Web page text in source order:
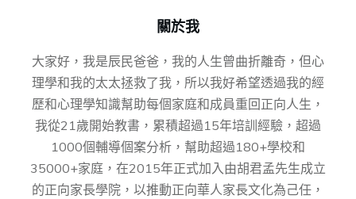
關於我
大家好，我是辰民爸爸，我的人生曾曲折離奇，但心
理學和我的太太拯救了我，所以我好希望透過我的經
歷和心理學知識幫助每個家庭和成員重回正向人生，
我從21歲開始教書，累積超過15年培訓經驗，超過
1000個輔導個案分析，幫助超過180+學校和
35000+家庭，在2015年正式加入由胡君孟先⽣成⽴
的正向家⻑學院，以推動正向華⼈家⻑⽂化為⼰任，